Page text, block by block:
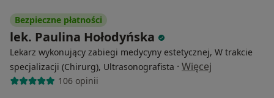
Bezpieczne płatności
lek. Paulina Hołodyńska
Lekarz wykonujący zabiegi medycyny estetycznej, W trakcie
specjalizacji (Chirurg), Ultrasonografista · Więcej
106 opinii